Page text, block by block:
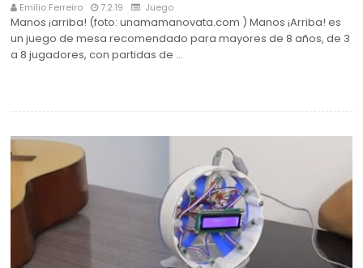
Emilio Ferreiro 7.2.19 Juego
Manos ¡arriba! (foto: unamamanovata.com ) Manos ¡Arriba! es
un juego de mesa recomendado para mayores de 8 años, de 3
a 8 jugadores, con partidas de …